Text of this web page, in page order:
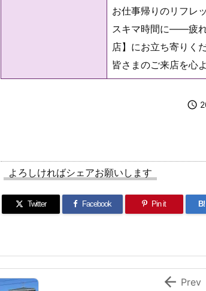
お仕事帰りのリフレ
スキマ時間に――疲
店】にお立ち寄りくだ
皆さまのご来店を心

よろしければシェアお願いします
Twitter Facebook Pin it B!
 Prev